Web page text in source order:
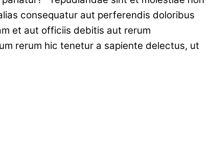
consequatur aut perferendis doloribus
et aut officiis debitis aut rerum
rerum hic tenetur a sapiente delectus, ut